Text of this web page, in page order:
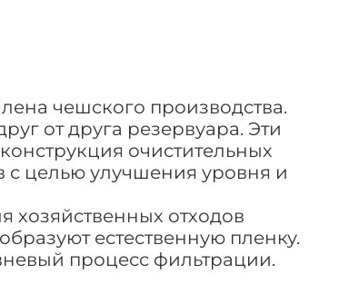
чешского производства.
от друга резервуара. Эти
очистительных
с целью улучшения уровня и
хозяйственных отходов
естественную пленку.
процесс фильтрации.